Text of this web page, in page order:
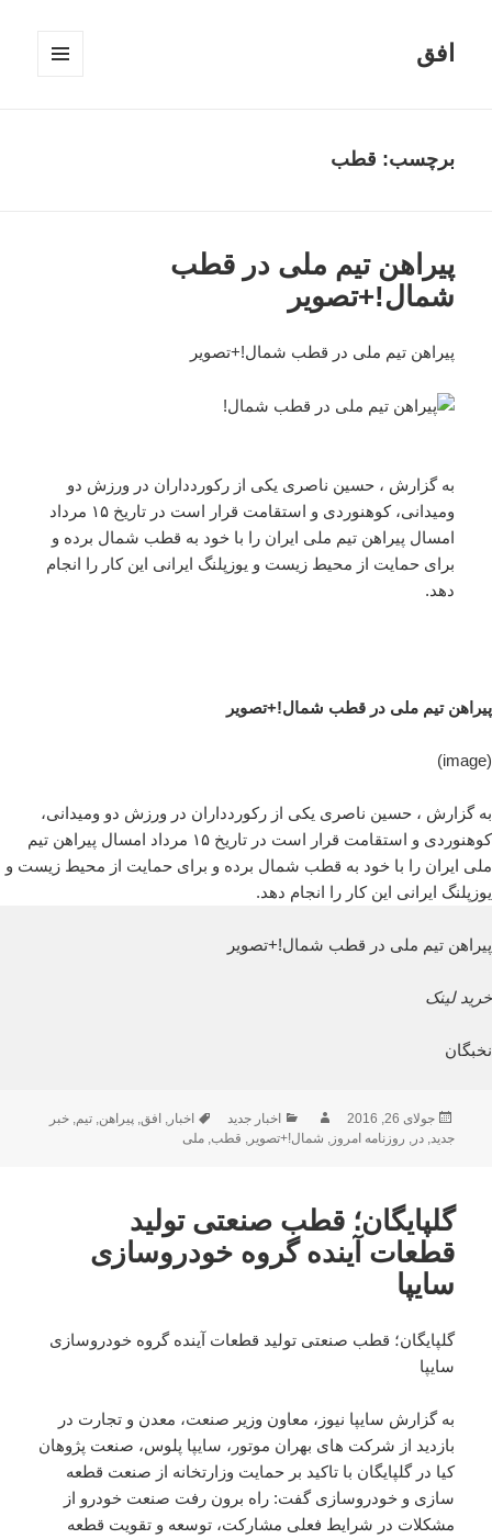
افق
برچسب: قطب
پیراهن تیم ملی در قطب
شمال!+تصویر
پیراهن تیم ملی در قطب شمال!+تصویر
به گزارش ، حسین ناصری یکی از رکوردداران در ورزش دو
ومیدانی، کوهنوردی و استقامت قرار است در تاریخ ۱۵ مرداد
امسال پیراهن تیم ملی ایران را با خود به قطب شمال برده و
برای حمایت از محیط زیست و یوزپلنگ ایرانی این کار را انجام
دهد.
پیراهن تیم ملی در قطب شمال!+تصویر
(image)
به گزارش ، حسین ناصری یکی از رکوردداران در ورزش دو ومیدانی،
کوهنوردی و استقامت قرار است در تاریخ ۱۵ مرداد امسال پیراهن تیم
ملی ایران را با خود به قطب شمال برده و برای حمایت از محیط زیست و
یوزپلنگ ایرانی این کار را انجام دهد.
پیراهن تیم ملی در قطب شمال!+تصویر
خرید لینک
نخبگان
ارسال
شده
جولای 26, 2016 نویسندهدسته‌ها
اخبار جدید برچسب‌ها
اخبار, افق,پیراهن,تیم,خبر
جدید,در, روزنامه امروز, شمال!+تصویر, قطب,ملی
گلپایگان؛ قطب صنعتی تولید
قطعات آینده گروه خودروسازی
سایپا
گلپایگان؛ قطب صنعتی تولید قطعات آینده گروه خودروسازی
سایپا
به گزارش سایپا نیوز، معاون وزیر صنعت، معدن و تجارت در
بازدید از شرکت های بهران موتور، سایپا پلوس، صنعت پژوهان
کیا در گلپایگان با تاکید بر حمایت وزارتخانه از صنعت قطعه
سازی و خودروسازی گفت: راه برون رفت صنعت خودرو از
مشکلات در شرایط فعلی مشارکت، توسعه و تقویت قطعه